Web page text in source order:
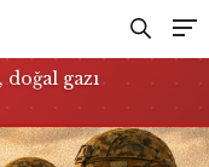
doğal gazı